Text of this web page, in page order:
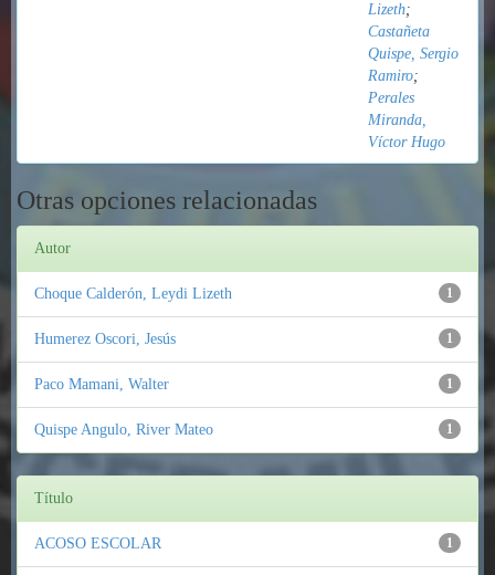
Lizeth;
Castañeta
Quispe, Sergio
Ramiro;
Perales
Miranda,
Víctor Hugo
Otras opciones relacionadas
Autor
1
Choque Calderón, Leydi Lizeth
1
Humerez Oscori, Jesús
1
Paco Mamani, Walter
1
Quispe Angulo, River Mateo
Título
1
ACOSO ESCOLAR